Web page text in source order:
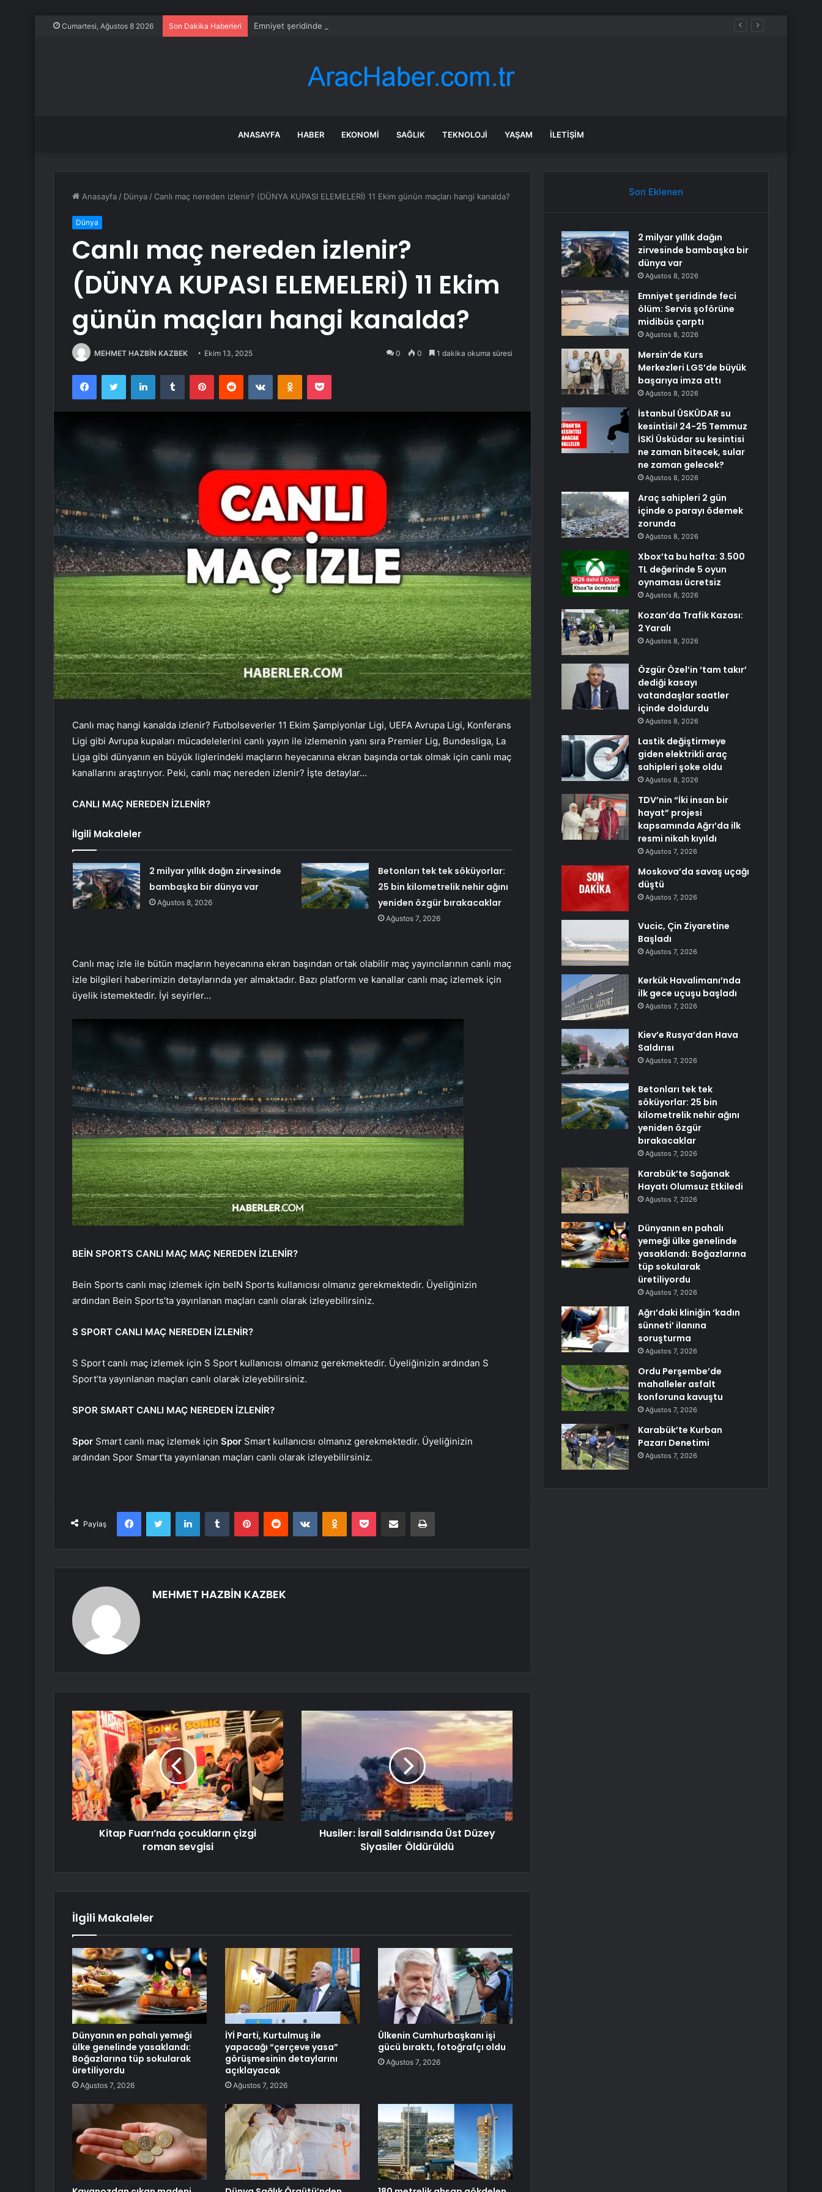
Cumartesi, Ağustos 8 2026 Son Dakika Haberleri Emniyet şeridinde feci ölüm: Servis şoförüne midibüs çarptı
ANASAYFA HABER EKONOMI SAĞLIK TEKNOLOJI YAŞAM İLETIŞIM
Anasayfa / Dünya / Canlı maç nereden izlenir? (DÜNYA KUPASI ELEMELERİ) 11 Ekim günün maçları hangi kanalda?
Dünya
Canlı maç nereden izlenir?
(DÜNYA KUPASI ELEMELERİ) 11 Ekim
günün maçları hangi kanalda?
MEHMET HAZBİN KAZBEK Ekim 13, 2025 0 0 1 dakika okuma süresi
FacebookTwitter LinkedInTumblr PinterestReddit VKontakteOdnoklassniki
Pocket
Canlı maç hangi kanalda izlenir? Futbolseverler 11 Ekim Şampiyonlar Ligi, UEFA Avrupa Ligi, Konferans
Ligi gibi Avrupa kupaları mücadelelerini canlı yayın ile izlemenin yanı sıra Premier Lig, Bundesliga, La
Liga gibi dünyanın en büyük liglerindeki maçların heyecanına ekran başında ortak olmak için canlı maç
kanallarını araştırıyor. Peki, canlı maç nereden izlenir? İşte detaylar…
CANLI MAÇ NEREDEN İZLENİR?
İlgili Makaleler
2 milyar yıllık dağın zirvesinde
bambaşka bir dünya var
Ağustos 8, 2026
Betonları tek tek söküyorlar:
25 bin kilometrelik nehir ağını
yeniden özgür bırakacaklar
Ağustos 7, 2026
Canlı maç izle ile bütün maçların heyecanına ekran başından ortak olabilir maç yayıncılarının canlı maç
izle bilgileri haberimizin detaylarında yer almaktadır. Bazı platform ve kanallar canlı maç izlemek için
üyelik istemektedir. İyi seyirler…
BEİN SPORTS CANLI MAÇ MAÇ NEREDEN İZLENİR?
Bein Sports canlı maç izlemek için beIN Sports kullanıcısı olmanız gerekmektedir. Üyeliğinizin
ardından Bein Sports’ta yayınlanan maçları canlı olarak izleyebilirsiniz.
S SPORT CANLI MAÇ NEREDEN İZLENİR?
S Sport canlı maç izlemek için S Sport kullanıcısı olmanız gerekmektedir. Üyeliğinizin ardından S
Sport’ta yayınlanan maçları canlı olarak izleyebilirsiniz.
SPOR SMART CANLI MAÇ NEREDEN İZLENİR?
Spor Smart canlı maç izlemek için Spor Smart kullanıcısı olmanız gerekmektedir. Üyeliğinizin
ardından Spor Smart’ta yayınlanan maçları canlı olarak izleyebilirsiniz.
Paylaş
FacebookTwitter LinkedInTumblr PinterestReddit VKontakteOdnoklassniki
Pocket E-Posta ile paylaş Yazdır
MEHMET HAZBİN KAZBEK
Kitap Fuarı’nda çocukların çizgi
roman sevgisi
Husiler: İsrail Saldırısında Üst Düzey
Siyasiler Öldürüldü
İlgili Makaleler
Dünyanın en pahalı yemeği
ülke genelinde yasaklandı:
Boğazlarına tüp sokularak
üretiliyordu
Ağustos 7, 2026
İYİ Parti, Kurtulmuş ile
yapacağı “çerçeve yasa”
görüşmesinin detaylarını
açıklayacak
Ağustos 7, 2026
Ülkenin Cumhurbaşkanı işi
gücü bıraktı, fotoğrafçı oldu
Ağustos 7, 2026
Son Eklenen
2 milyar yıllık dağın
zirvesinde bambaşka bir
dünya var
Ağustos 8, 2026
Emniyet şeridinde feci
ölüm: Servis şoförüne
midibüs çarptı
Ağustos 8, 2026
Mersin’de Kurs
Merkezleri LGS’de büyük
başarıya imza attı
Ağustos 8, 2026
İstanbul ÜSKÜDAR su
kesintisi! 24-25 Temmuz
İSKİ Üsküdar su kesintisi
ne zaman bitecek, sular
ne zaman gelecek?
Ağustos 8, 2026
Araç sahipleri 2 gün
içinde o parayı ödemek
zorunda
Ağustos 8, 2026
Xbox’ta bu hafta: 3.500
TL değerinde 5 oyun
oynaması ücretsiz
Ağustos 8, 2026
Kozan’da Trafik Kazası:
2 Yaralı
Ağustos 8, 2026
Özgür Özel’in ‘tam takır’
dediği kasayı
vatandaşlar saatler
içinde doldurdu
Ağustos 8, 2026
Lastik değiştirmeye
giden elektrikli araç
sahipleri şoke oldu
Ağustos 8, 2026
TDV’nin “İki insan bir
hayat” projesi
kapsamında Ağrı’da ilk
resmi nikah kıyıldı
Ağustos 7, 2026
Moskova’da savaş uçağı
düştü
Ağustos 7, 2026
Vucic, Çin Ziyaretine
Başladı
Ağustos 7, 2026
Kerkük Havalimanı’nda
ilk gece uçuşu başladı
Ağustos 7, 2026
Kiev’e Rusya’dan Hava
Saldırısı
Ağustos 7, 2026
Betonları tek tek
söküyorlar: 25 bin
kilometrelik nehir ağını
yeniden özgür
bırakacaklar
Ağustos 7, 2026
Karabük’te Sağanak
Hayatı Olumsuz Etkiledi
Ağustos 7, 2026
Dünyanın en pahalı
yemeği ülke genelinde
yasaklandı: Boğazlarına
tüp sokularak
üretiliyordu
Ağustos 7, 2026
Ağrı’daki kliniğin ‘kadın
sünneti’ ilanına
soruşturma
Ağustos 7, 2026
Ordu Perşembe’de
mahalleler asfalt
konforuna kavuştu
Ağustos 7, 2026
Karabük’te Kurban
Pazarı Denetimi
Ağustos 7, 2026